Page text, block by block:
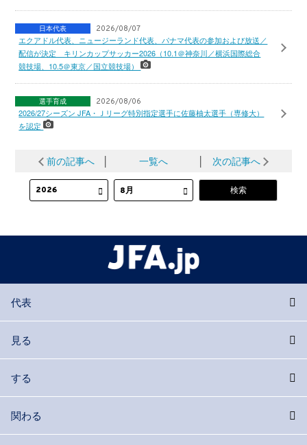
日本代表 2026/08/07
エクアドル代表、ニュージーランド代表、パナマ代表の参加および放送／
配信が決定 キリンカップサッカー2026（10.1＠神奈川／横浜国際総合
競技場、10.5＠東京／国立競技場）
選手育成 2026/08/06
2026/27シーズン JFA・Ｊリーグ特別指定選手に佐藤柚太選手（専修大）
を認定
前の記事へ 一覧へ 次の記事へ
代表
見る
する
関わる